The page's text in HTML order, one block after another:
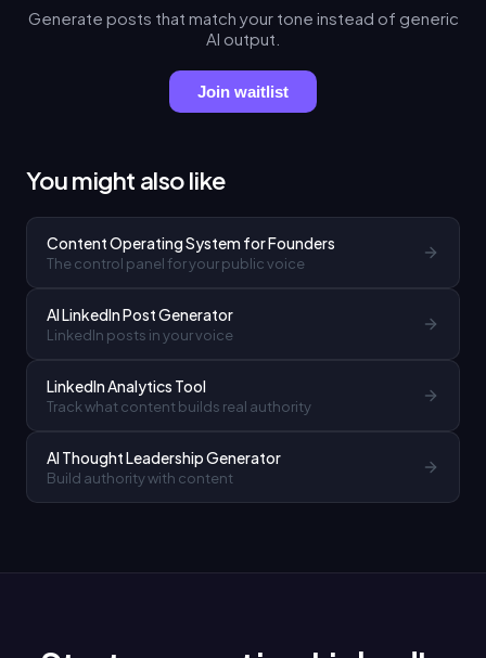
Generate posts that match your tone instead of generic
AI output.
Join waitlist
You might also like
Content Operating System for Founders
The control panel for your public voice
AI LinkedIn Post Generator
LinkedIn posts in your voice
LinkedIn Analytics Tool
Track what content builds real authority
AI Thought Leadership Generator
Build authority with content